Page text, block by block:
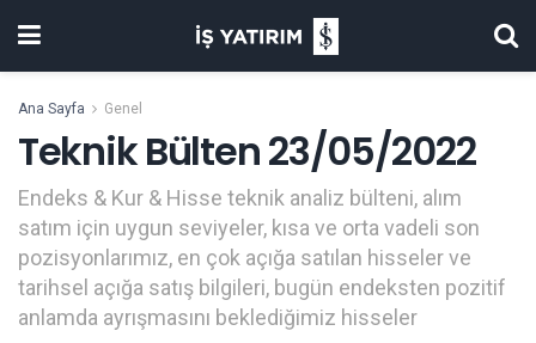
Ana Sayfa Genel
Teknik Bülten 23/05/2022
Endeks & Kur & Hisse teknik analiz bülteni, alım
satım için uygun seviyeler, kısa ve orta vadeli son
pozisyonlarımız, en çok açığa satılan hisseler ve
tarihsel açığa satış bilgileri, bugün endeksten pozitif
anlamda ayrışmasını beklediğimiz hisseler